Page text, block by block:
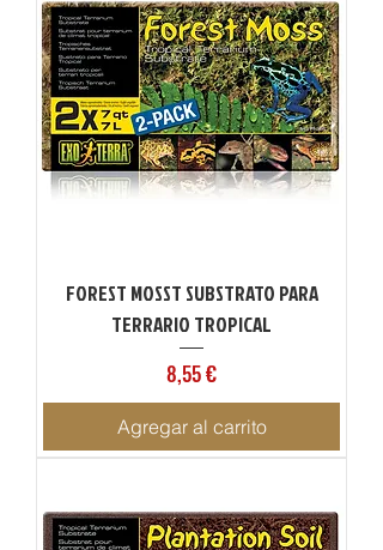
FOREST MOSST SUBSTRATO PARA
TERRARIO TROPICAL
Precio
8,55 €
Agregar al carrito